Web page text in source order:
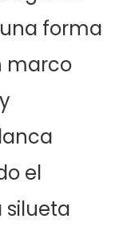
forma
marco
el
silueta